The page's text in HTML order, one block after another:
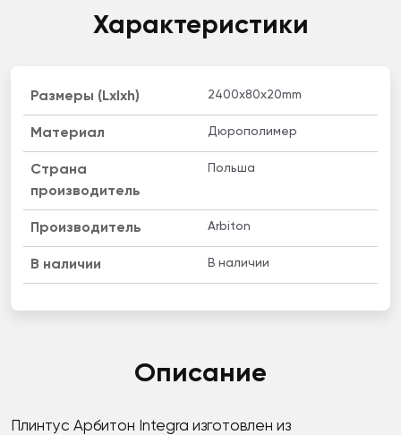
Характеристики
Размеры (Lxlxh) 2400х80х20mm
Материал Дюрополимер
Страна
производитель
Польша
Производитель Arbiton
B наличии В наличии
Описание
Плинтус Арбитон Integra изготовлен из